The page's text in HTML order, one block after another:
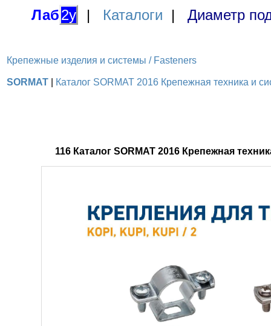
Лаб2у | Каталоги | Диаметр
Крепежные изделия и системы / Fasteners
SORMAT Каталог SORMAT 2016 Крепежная техника и
116 Каталог SORMAT 2016 Крепежная